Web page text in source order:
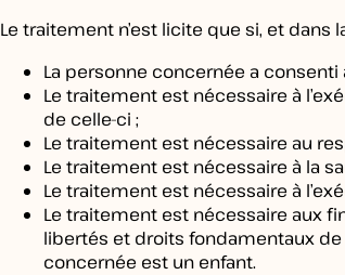
Le traitement n’est licite que si, et
La personne concernée a
Le traitement est nécessaire à
de celle-ci ;
Le traitement est nécessaire au
Le traitement est nécessaire à la
Le traitement est nécessaire à
Le traitement est nécessaire aux
libertés et droits fondamentaux
concernée est un enfant.